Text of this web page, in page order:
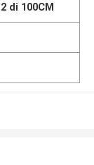
di 100CM